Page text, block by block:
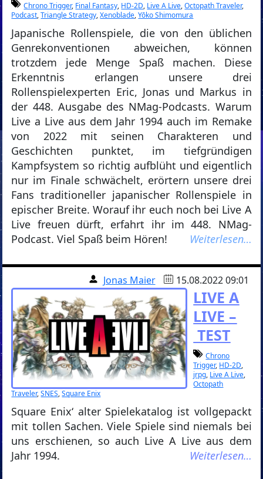
Chrono Trigger, Final Fantasy, HD-2D, Live A Live,Octopath Traveler,
Podcast,Triangle Strategy,Xenoblade,Yōko Shimomura
Japanische Rollenspiele, die von den üblichen
Genrekonventionen abweichen, können
trotzdem jede Menge Spaß machen. Diese
Erkenntnis erlangen unsere drei
Rollenspielexperten Eric, Jonas und Markus in
der 448. Ausgabe des NMag-Podcasts. Warum
Live a Live aus dem Jahr 1994 auch im Remake
von 2022 mit seinen Charakteren und
Geschichten punktet, im tiefgründigen
Kampfsystem so richtig aufblüht und eigentlich
nur im Finale schwächelt, erörtern unsere drei
Fans traditioneller japanischer Rollenspiele in
epischer Breite. Worauf ihr euch noch bei Live A
Live freuen dürft, erfahrt ihr im 448. NMag-
Podcast. Viel Spaß beim Hören!
Weiterlesen…
Jonas Maier 15.08.2022 09:01
LIVE A
LIVE –
TEST
Chrono
Trigger, HD-2D,
jrpg, Live A Live,
Octopath
Traveler,SNES,Square Enix
Square Enix‘ alter Spielekatalog ist vollgepackt
mit tollen Sachen. Viele Spiele sind niemals bei
uns erschienen, so auch Live A Live aus dem
Jahr 1994.
Weiterlesen…